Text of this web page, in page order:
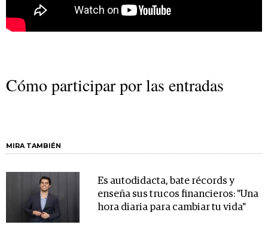
Cómo participar por las entradas
MIRA TAMBIÉN
Es autodidacta, bate récords y
enseña sus trucos financieros: "Una
hora diaria para cambiar tu vida"